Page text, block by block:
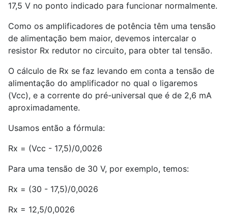
17,5 V no ponto indicado para funcionar normalmente.
Como os amplificadores de potência têm uma tensão
de alimentação bem maior, devemos intercalar o
resistor Rx redutor no circuito, para obter tal tensão.
O cálculo de Rx se faz levando em conta a tensão de
alimentação do amplificador no qual o ligaremos
(Vcc), e a corrente do pré-universal que é de 2,6 mA
aproximadamente.
Usamos então a fórmula:
Rx = (Vcc - 17,5)/0,0026
Para uma tensão de 30 V, por exemplo, temos:
Rx = (30 - 17,5)/0,0026
Rx = 12,5/0,0026